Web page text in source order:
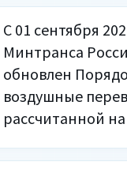
С 01 сентября
Минтранса
обновлен
воздушные
рассчитанной